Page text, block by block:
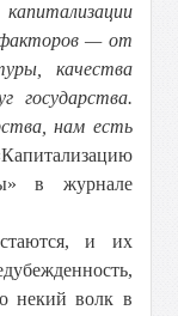
— от
качества
государства.
нам есть
в журнале
и их
некий волк в